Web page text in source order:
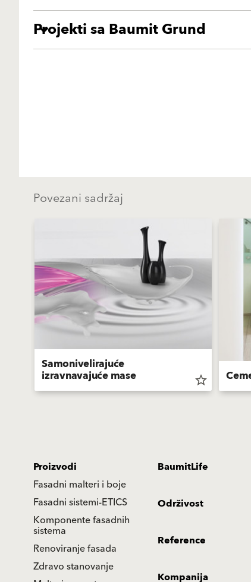
Projekti sa Baumit Grund
Povezani sadržaj
Samonivelirajuće
izravnavajuće mase star_border
Proizvodi
Fasadni malteri i boje
Fasadni sistemi-ETICS
Komponente fasadnih
sistema
Renoviranje fasada
Zdravo stanovanje
BaumitLife
Održivost
Reference
Kompanija